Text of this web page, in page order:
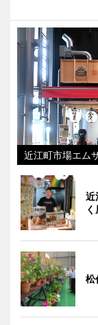
近江町市場エム
近
く
松